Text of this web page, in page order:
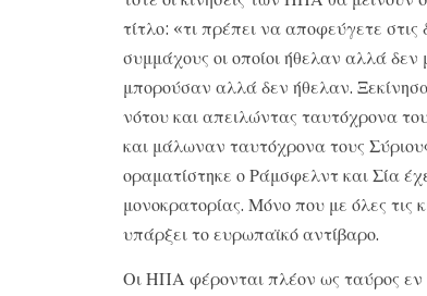
τίτλο: «τι πρέπει να αποφεύγετε
συμμάχους οι οποίοι ήθελαν αλλά
μπορούσαν αλλά δεν ήθελαν.
νότου και απειλώντας ταυτόχρονα
και μάλωναν ταυτόχρονα τους
οραματίστηκε ο Ράμσφελντ και Σία
μονοκρατορίας. Μόνο που με όλες τις
υπάρξει το ευρωπαϊκό αντίβαρο.
Οι ΗΠΑ φέρονται πλέον ως ταύρος